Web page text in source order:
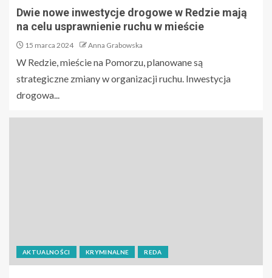
Dwie nowe inwestycje drogowe w Redzie mają
na celu usprawnienie ruchu w mieście
15 marca 2024 Anna Grabowska
W Redzie, mieście na Pomorzu, planowane są
strategiczne zmiany w organizacji ruchu. Inwestycja
drogowa...
AKTUALNOŚCI KRYMINALNE REDA